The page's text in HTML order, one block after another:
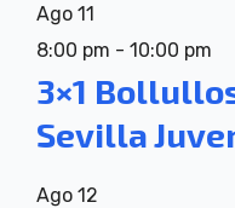
Ago 11
8:00 pm - 10:00 pm
3×1
Sevilla
Ago 12